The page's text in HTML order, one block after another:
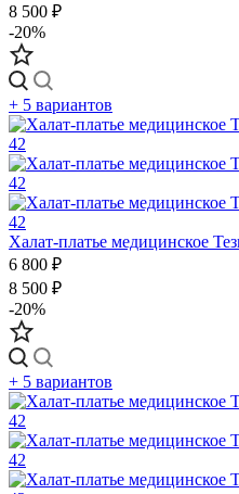
8 500 ₽
-20%
+ 5 вариантов
Халат-платье медицинское
6 800 ₽
8 500 ₽
-20%
+ 5 вариантов